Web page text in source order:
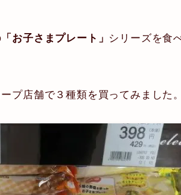
「お子さまプレート」 シリーズを食
プ店舗で３種類を買ってみました。